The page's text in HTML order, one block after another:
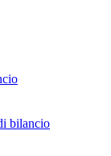
bilancio